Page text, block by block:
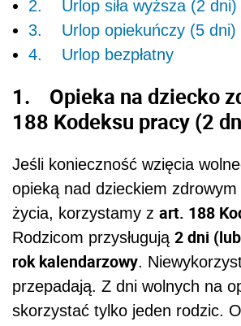
2. Urlop siła wyższa (2 dni)
3. Urlop opiekuńczy (5 dni)
4. Urlop bezpłatny
1. Opieka na dziecko
188 Kodeksu pracy (2
Jeśli konieczność wzięcia
opieką nad dzieckiem
życia, korzystamy z art. 188
Rodzicom przysługują 2 dni
rok kalendarzowy.
przepadają. Z dni wolnych na
skorzystać tylko jeden rodzic.